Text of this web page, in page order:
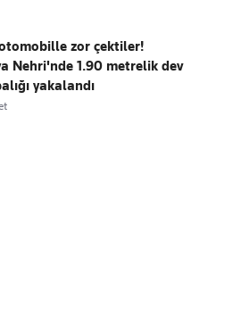
otomobille zor çektiler!
Nehri'nde 1.90 metrelik dev
yakalandı